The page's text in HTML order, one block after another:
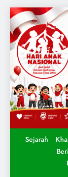
Sejarah